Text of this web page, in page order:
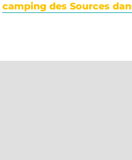
camping des Sources